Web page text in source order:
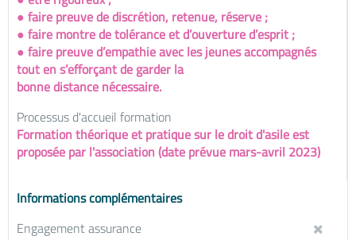
● faire preuve de discrétion, retenue, réserve ;
● faire montre de tolérance et d’ouverture d’esprit ;
● faire preuve d’empathie avec les jeunes accompagnés
tout en s’efforçant de garder la
bonne distance nécessaire.
Processus d'accueil formation
Formation théorique et pratique sur le droit d'asile est
proposée par l'association (date prévue mars-avril 2023)
Informations complémentaires
Engagement assurance